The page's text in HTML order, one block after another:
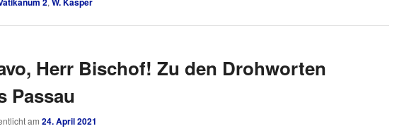
Herr Bischof! Zu den Drohworten
Passau
am 24. April 2021